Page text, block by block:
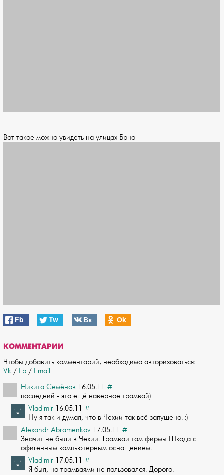
Вот такое можно увидеть на улицах Брно
Fb Tw Вк Оk
КОММЕНТАРИИ
Чтобы добавить комментарий, необходимо авторизоваться:
Vk / Fb / Email
Никита Семёнов 16.05.11 #
последний - это ещё наверное трамвай)
Vladimir 16.05.11 #
Ну я так и думал, что в Чехии так всё запущено. :)
Alexandr Abramenkov 17.05.11 #
Значит не были в Чехии. Трамваи там фирмы Шкода с
офигенным компьютерным оснащени­ем.
Vladimir 17.05.11 #
Я был, но трамваями не пользовался. Дорого.